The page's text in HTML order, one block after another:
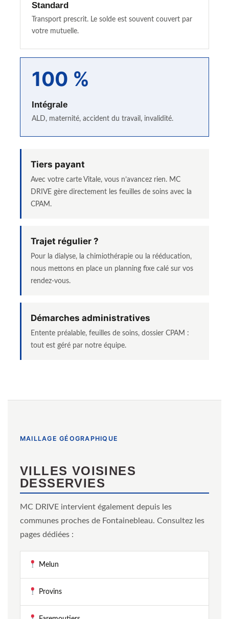
Standard
Transport prescrit. Le solde est souvent couvert par
votre mutuelle.
100 %
Intégrale
ALD, maternité, accident du travail, invalidité.
Tiers payant
Avec votre carte Vitale, vous n’avancez rien. MC
DRIVE gère directement les feuilles de soins avec la
CPAM.
Trajet régulier ?
Pour la dialyse, la chimiothérapie ou la rééducation,
nous mettons en place un planning fixe calé sur vos
rendez-vous.
Démarches administratives
Entente préalable, feuilles de soins, dossier CPAM :
tout est géré par notre équipe.
MAILLAGE GÉOGRAPHIQUE
VILLES VOISINES
DESSERVIES
MC DRIVE intervient également depuis les
communes proches de Fontainebleau. Consultez les
pages dédiées :
Melun
Provins